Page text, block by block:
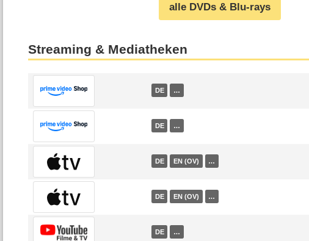
alle DVDs & Blu-rays
Streaming & Mediatheken
DE …
DE …
DE EN (OV) …
DE EN (OV) …
DE …